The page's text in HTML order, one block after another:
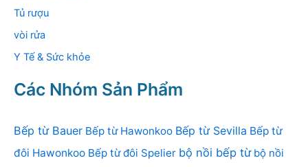
Tủ rượu
vòi rửa
Y Tế & Sức khỏe
Các Nhóm Sản Phẩm
Bếp từ Bauer Bếp từ Hawonkoo Bếp từ Sevilla Bếp từ
đôi Hawonkoo Bếp từ đôi Spelier bộ nồi bếp từ bộ nồi